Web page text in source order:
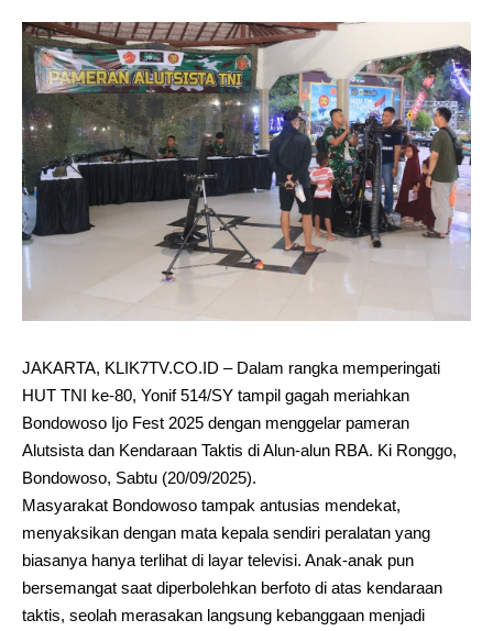
JAKARTA, KLIK7TV.CO.ID – Dalam rangka memperingati
HUT TNI ke-80, Yonif 514/SY tampil gagah meriahkan
Bondowoso Ijo Fest 2025 dengan menggelar pameran
Alutsista dan Kendaraan Taktis di Alun-alun RBA. Ki Ronggo,
Bondowoso, Sabtu (20/09/2025).
Masyarakat Bondowoso tampak antusias mendekat,
menyaksikan dengan mata kepala sendiri peralatan yang
biasanya hanya terlihat di layar televisi. Anak-anak pun
bersemangat saat diperbolehkan berfoto di atas kendaraan
taktis, seolah merasakan langsung kebanggaan menjadi